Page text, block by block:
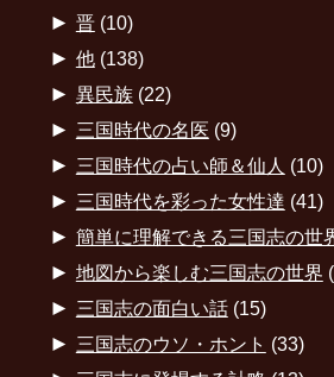
► 晋(10)
► 他(138)
► 異民族(22)
► 三国時代の名医 (9)
► 三国時代の占い師＆仙人 (10)
► 三国時代を彩った女性達 (41)
► 簡単に理解できる三国志の世
► 地図から楽しむ三国志の世界
► 三国志の面白い話(15)
► 三国志のウソ・ホント (33)